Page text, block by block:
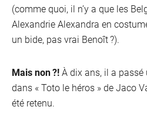
(comme quoi, il n’y a que les
Alexandrie Alexandra en
un bide, pas vrai Benoît ?).
Mais non ?!À dix ans, il a
dans « Toto le héros » de Jaco
été retenu.